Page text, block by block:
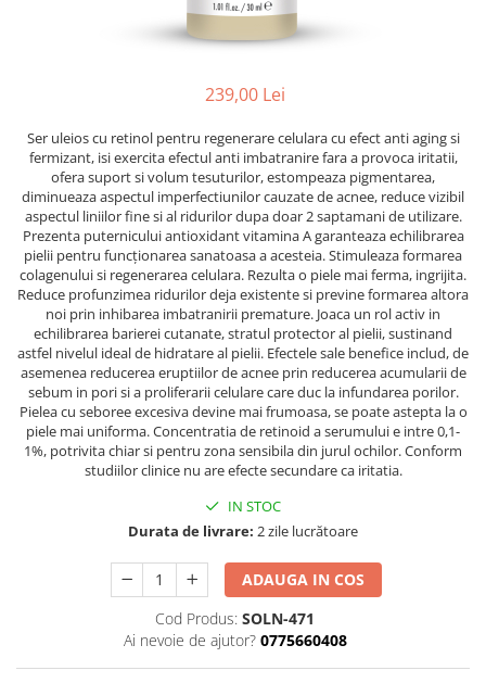
239,00 Lei
Ser uleios cu retinol pentru regenerare celulara cu efect anti aging si
fermizant, isi exercita efectul anti imbatranire fara a provoca iritatii,
ofera suport si volum tesuturilor, estompeaza pigmentarea,
diminueaza aspectul imperfectiunilor cauzate de acnee, reduce vizibil
aspectul liniilor fine si al ridurilor dupa doar 2 saptamani de utilizare.
Prezenta puternicului antioxidant vitamina A garanteaza echilibrarea
pielii pentru funcționarea sanatoasa a acesteia. Stimuleaza formarea
colagenului si regenerarea celulara. Rezulta o piele mai ferma, ingrijita.
Reduce profunzimea ridurilor deja existente si previne formarea altora
noi prin inhibarea imbatranirii premature. Joaca un rol activ in
echilibrarea barierei cutanate, stratul protector al pielii, sustinand
astfel nivelul ideal de hidratare al pielii. Efectele sale benefice includ, de
asemenea reducerea eruptiilor de acnee prin reducerea acumularii de
sebum in pori si a proliferarii celulare care duc la infundarea porilor.
Pielea cu seboree excesiva devine mai frumoasa, se poate astepta la o
piele mai uniforma. Concentratia de retinoid a serumului e intre 0,1-
1%, potrivita chiar si pentru zona sensibila din jurul ochilor. Conform
studiilor clinice nu are efecte secundare ca iritatia.
IN STOC
Durata de livrare: 2 zile lucrătoare
ADAUGA IN COS
Cod Produs: SOLN-471
Ai nevoie de ajutor? 0775660408